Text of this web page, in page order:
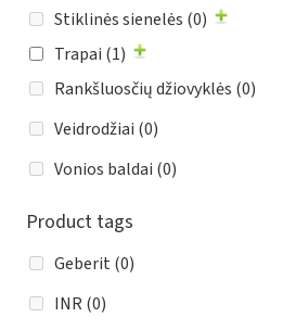
Stiklinės sienelės (0)
Trapai (1)
Rankšluosčių džiovyklės (0)
Veidrodžiai (0)
Vonios baldai (0)
Product tags
Geberit (0)
INR(0)